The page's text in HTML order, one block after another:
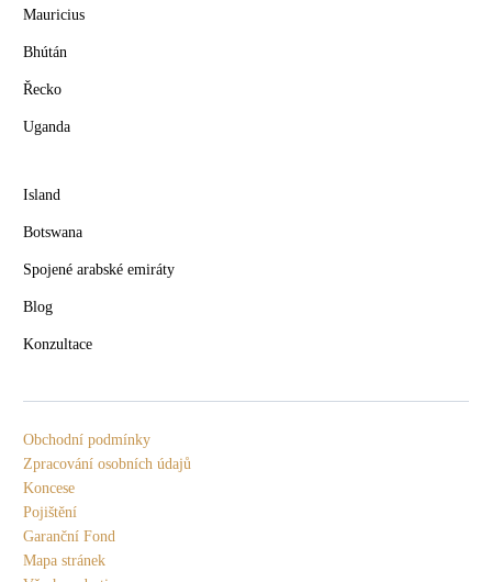
Mauricius
Bhútán
Řecko
Uganda
Island
Botswana
Spojené arabské emiráty
Blog
Konzultace
Obchodní podmínky
Zpracování osobních údajů
Koncese
Pojištění
Garanční Fond
Mapa stránek